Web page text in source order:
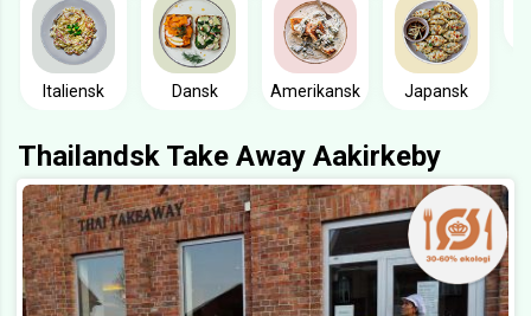
Italiensk Dansk Amerikansk Japansk
Thailandsk Take Away Aakirkeby